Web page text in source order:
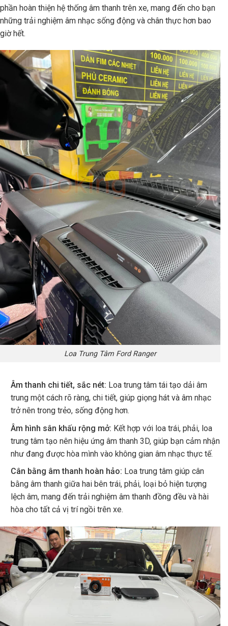
phần hoàn thiện hệ thống âm thanh trên xe, mang đến cho bạn
những trải nghiệm âm nhạc sống động và chân thực hơn bao
giờ hết.
Loa Trung Tâm Ford Ranger
Âm thanh chi tiết, sắc nét: Loa trung tâm tái tạo dải âm
trung một cách rõ ràng, chi tiết, giúp giọng hát và âm nhạc
trở nên trong trẻo, sống động hơn.
Âm hình sân khấu rộng mở: Kết hợp với loa trái, phải, loa
trung tâm tạo nên hiệu ứng âm thanh 3D, giúp bạn cảm nhận
như đang được hòa mình vào không gian âm nhạc thực tế.
Cân bằng âm thanh hoàn hảo: Loa trung tâm giúp cân
bằng âm thanh giữa hai bên trái, phải, loại bỏ hiện tượng
lệch âm, mang đến trải nghiệm âm thanh đồng đều và hài
hòa cho tất cả vị trí ngồi trên xe.